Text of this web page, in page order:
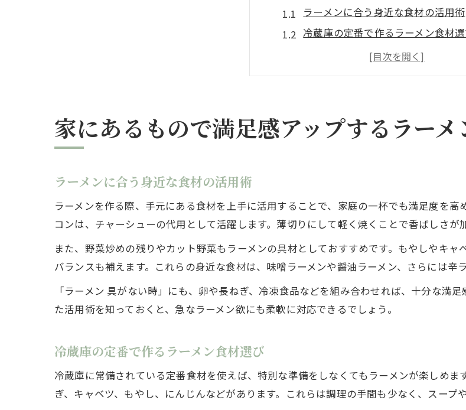
ラーメンに合う身近な食材の活用術
冷蔵庫の定番で作るラーメン食材
家にある野菜でラーメンの味わいを
ラーメン具材に困ったときのおす
ラーメンの具材選びで迷ったときの食
ラーメン具材選びの迷いを解決す
冷蔵庫の残り物活用でラーメンの充
ラーメン 具がない時の工夫と満足
ラーメンを手軽に楽しむ食材アレ
ラーメンにおすすめのハムや卵の使
ラーメンに入れる野菜で栄養バラ
家にあるもので満足感アップするラーメ
ラーメンに合う身近な食材の活用術
ラーメンを作る際、手元にある食材を上手に活用することで、家庭の一杯でも満足度を
コンは、チャーシューの代用として活躍します。薄切りにして軽く焼くことで香ばしさが
また、野菜炒めの残りやカット野菜もラーメンの具材としておすすめです。もやしやキ
バランスも補えます。これらの身近な食材は、味噌ラーメンや醤油ラーメン、さらには辛
「ラーメン 具がない時」にも、卵や長ねぎ、冷凍食品などを組み合わせれば、十分な満
た活用術を知っておくと、急なラーメン欲にも柔軟に対応できるでしょう。
冷蔵庫の定番で作るラーメン食材選び
冷蔵庫に常備されている定番食材を使えば、特別な準備をしなくてもラーメンが楽しめ
ぎ、キャベツ、もやし、にんじんなどがあります。これらは調理の手間も少なく、スープ